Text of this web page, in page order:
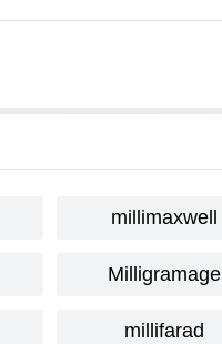
millimaxwell
Milligramage
millifarad